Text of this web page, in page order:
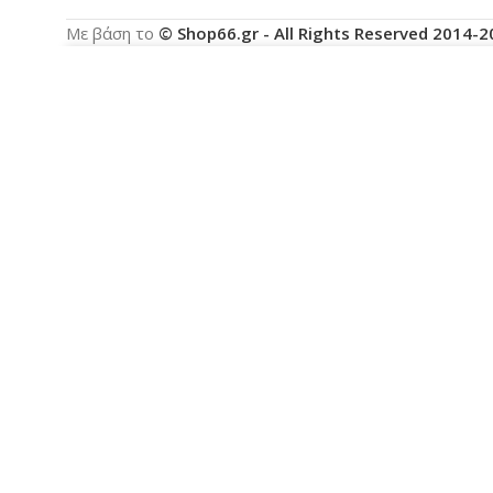
Με βάση το © Shop66.gr - All Rights Reserved 2014-